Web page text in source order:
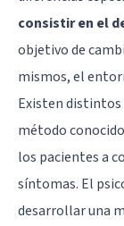
consistir en el
objetivo de
mismos, el
Existen distintos
método
los pacientes a
síntomas. El
desarrollar una